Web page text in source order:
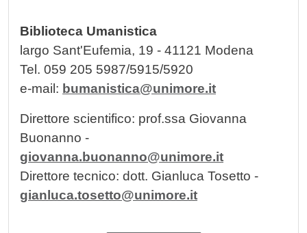
Biblioteca Umanistica
largo Sant'Eufemia, 19 - 41121 Modena
Tel. 059 205 5987/5915/5920
e-mail: bumanistica@unimore.it
Direttore scientifico: prof.ssa Giovanna
Buonanno -
giovanna.buonanno@unimore.it
Direttore tecnico: dott. Gianluca Tosetto -
gianluca.tosetto@unimore.it